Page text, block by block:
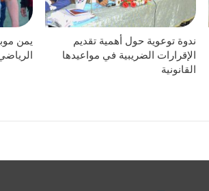
ندوة توعوية حول أهمية تقديم
الإقرارات الضريبية في مواعيدها
القانونية
يمن